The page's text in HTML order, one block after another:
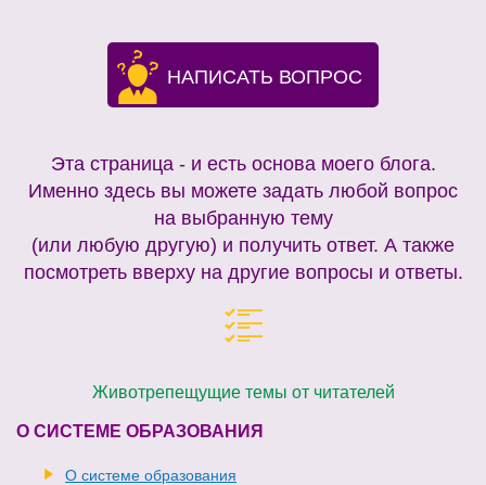
НАПИСАТЬ ВОПРОС
Эта страница - и есть основа моего блога.
Именно здесь вы можете задать любой вопрос
на выбранную тему
(или любую другую) и получить ответ. А также
посмотреть вверху на другие вопросы и ответы.
Животрепещущие темы от читателей
О СИСТЕМЕ ОБРАЗОВАНИЯ
О системе образования